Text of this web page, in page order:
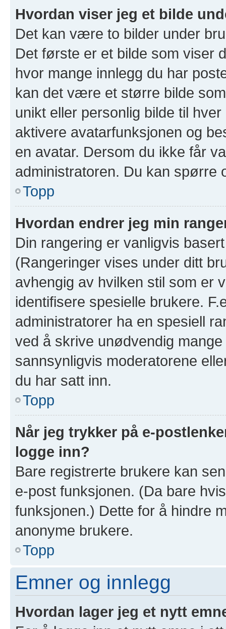
Hvordan viser jeg et bilde
Det kan være to bilder under
Det første er et bilde som viser
hvor mange innlegg du har
kan det være et større bilde
unikt eller personlig bilde til
aktivere avatarfunksjonen og
en avatar. Dersom du ikke får
administratoren. Du kan spørre
Topp
Hvordan endrer jeg min
Din rangering er vanligvis
(Rangeringer vises under ditt
avhengig av hvilken stil som er
identifisere spesielle brukere.
administratorer ha en spesiell
ved å skrive unødvendig
sannsynligvis moderatorene
du har satt inn.
Topp
Når jeg trykker på e-
logge inn?
Bare registrerte brukere kan
e-post funksjonen. (Da bare
funksjonen.) Dette for å hindre
anonyme brukere.
Topp
Emner og innlegg
Hvordan lager jeg et nytt